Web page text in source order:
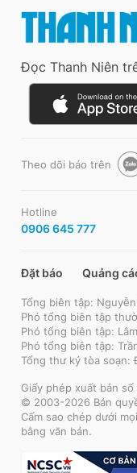
Đọc Thanh Niên
Theo dõi báo trên
Hotline
0906 645 777
Đặt báo Quảng
Tổng biên tập:
Phó tổng biên tập
Phó tổng biên tập:
Phó tổng biên tập:
Tổng thư ký tòa soạn:
Giấy phép xuất bản
© 2003-2026 Bản
Cấm sao chép dưới
bằng văn bản.